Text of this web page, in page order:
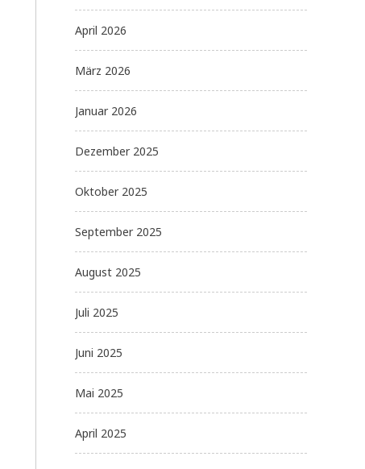
April 2026
März 2026
Januar 2026
Dezember 2025
Oktober 2025
September 2025
August 2025
Juli 2025
Juni 2025
Mai 2025
April 2025